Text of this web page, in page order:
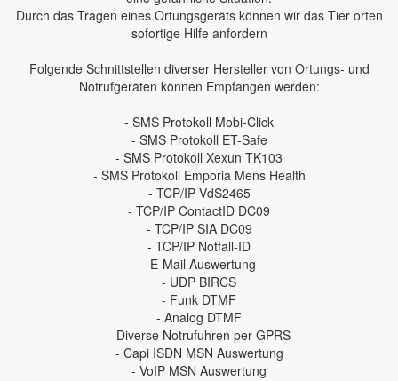
Durch das Tragen eines Ortungsgeräts können wir das Tier orten
sofortige Hilfe anfordern
Folgende Schnittstellen diverser Hersteller von Ortungs- und
Notrufgeräten können Empfangen werden:
- SMS Protokoll Mobi-Click
- SMS Protokoll ET-Safe
- SMS Protokoll Xexun TK103
- SMS Protokoll Emporia Mens Health
- TCP/IP VdS2465
- TCP/IP ContactID DC09
- TCP/IP SIA DC09
- TCP/IP Notfall-ID
- E-Mail Auswertung
- UDP BIRCS
- Funk DTMF
- Analog DTMF
- Diverse Notrufuhren per GPRS
- Capi ISDN MSN Auswertung
- VoIP MSN Auswertung